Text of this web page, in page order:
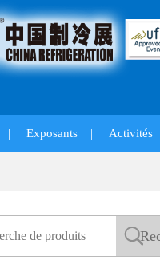
| Exposants | Activités